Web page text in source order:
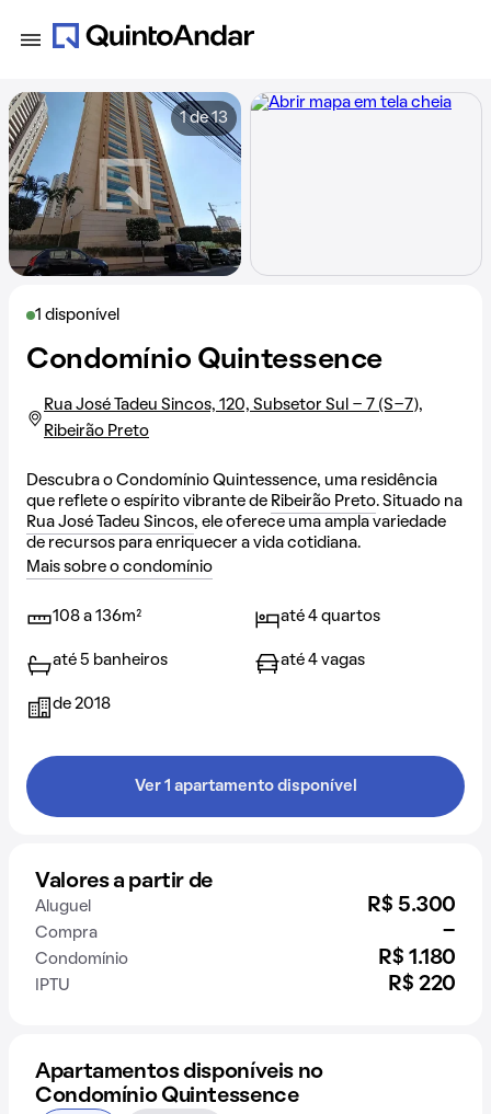
1 disponível
Condomínio Quintessence
Rua José Tadeu Sincos, 120, Subsetor Sul - 7 (S-7),
Ribeirão Preto
Descubra o Condomínio Quintessence, uma residência
que reflete o espírito vibrante de Ribeirão Preto. Situado na
Rua José Tadeu Sincos, ele oferece uma ampla variedade
de recursos para enriquecer a vida cotidiana.
Mais sobre o condomínio
108 a 136m² até 4 quartos
até 5 banheiros até 4 vagas
de 2018
Ver 1 apartamento disponível
Valores a partir de
Aluguel R$ 5.300
Compra -
Condomínio R$ 1.180
IPTU R$ 220
1 de 13
Apartamentos disponíveis no
Condomínio Quintessence